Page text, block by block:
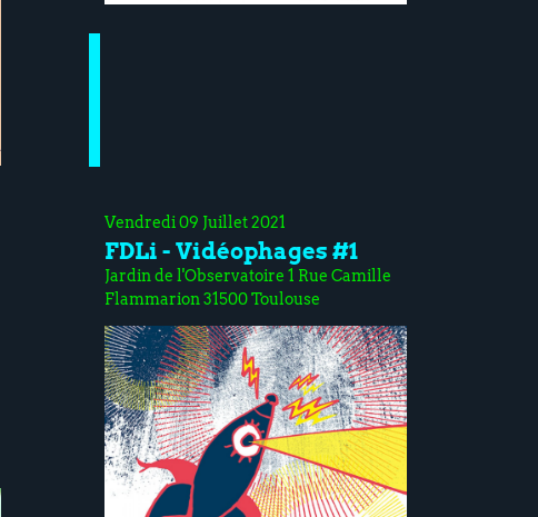
Vendredi 09 Juillet 2021
FDLi - Vidéophages #1
Jardin de l'Observatoire 1 Rue Camille
Flammarion 31500 Toulouse